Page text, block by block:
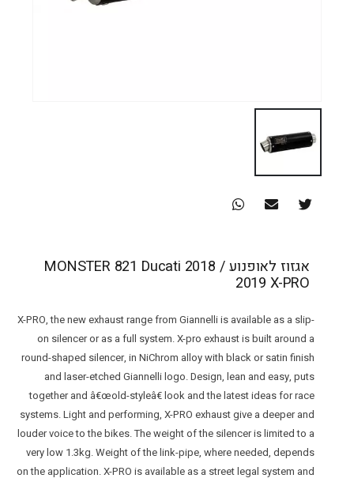
אגזוז לאופנוע MONSTER 821 Ducati 2018 /
2019 X-PRO
X-PRO, the new exhaust range from Giannelli is available as a slip-
on silencer or as a full system. X-pro exhaust is built around a
round-shaped silencer, in NiChrom alloy with black or satin finish
and laser-etched Giannelli logo. Design, lean and easy, puts
together and â€œold-styleâ€ look and the latest ideas for race
systems. Light and performing, X-PRO exhaust give a deeper and
louder voice to the bikes. The weight of the silencer is limited to a
very low 1.3kg. Weight of the link-pipe, where needed, depends
on the application. X-PRO is available as a street legal system and